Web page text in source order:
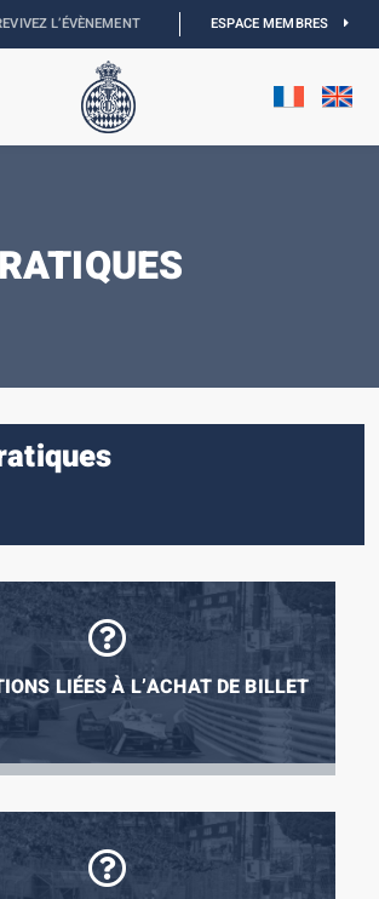
L’ÉVÈNEMENTI MONACO E-PRIX 2027 :
ESPACE MEMBRES
LIÉES À L’ACHAT DE BILLET